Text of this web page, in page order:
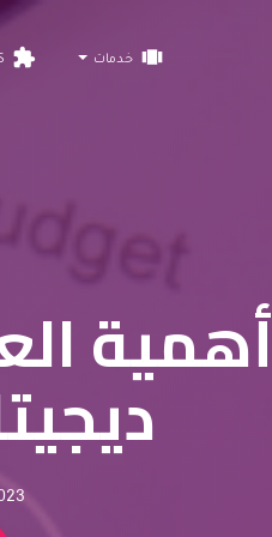
view_carousel خدمات extension
أهمية